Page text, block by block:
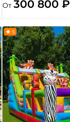
От 300 800 ₽
5